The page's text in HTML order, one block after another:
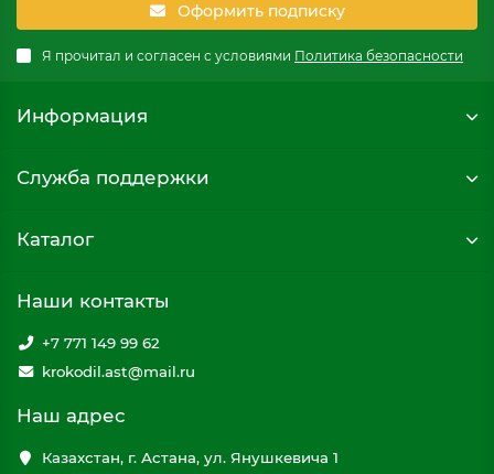
Оформить подписку
Я прочитал и согласен с условиями Политика безопасности
Информация
Служба поддержки
Каталог
Наши контакты
+7 771 149 99 62
krokodil.ast@mail.ru
Наш адрес
Казахстан, г. Астана, ул. Янушкевича 1